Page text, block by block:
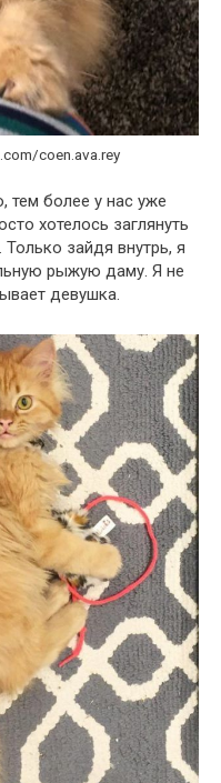
coen.ava.rey
тем более у нас уже
хотелось заглянуть
зайдя внутрь, я
рыжую даму. Я не
девушка.